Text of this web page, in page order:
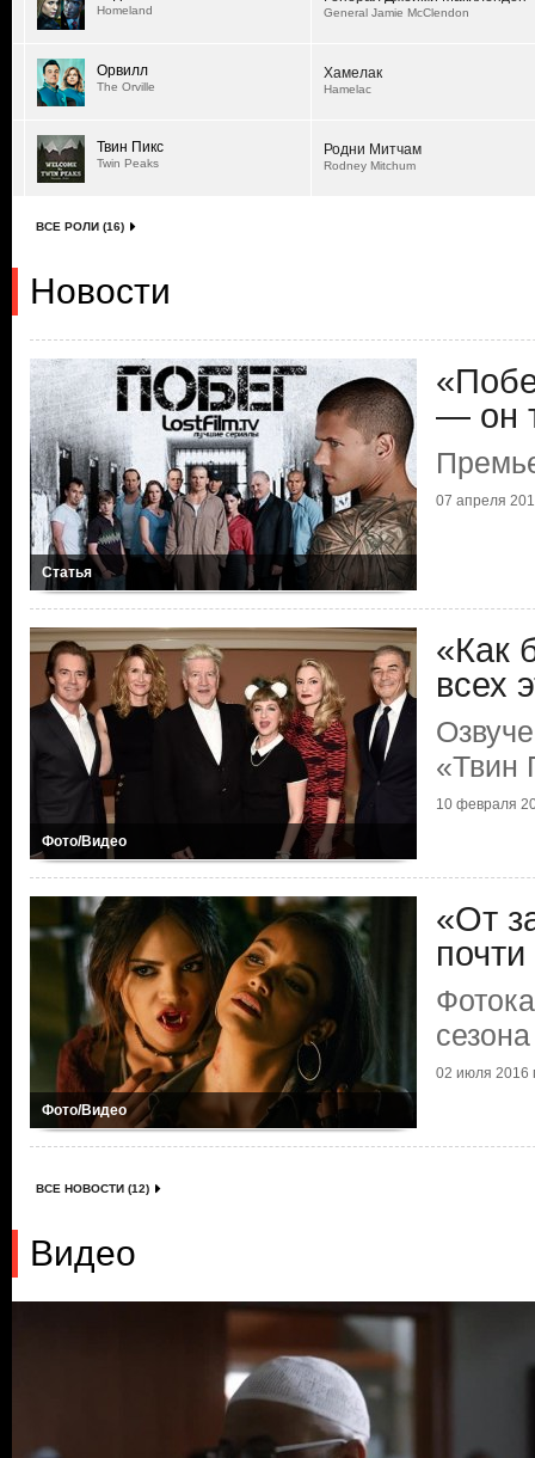
Homeland General Jamie McClendon
Орвилл
The Orville
Хамелак
Hamelac
Твин Пикс
Twin Peaks
Родни Митчам
Rodney Mitchum
ВСЕ РОЛИ (16)
Новости
Статья
— он
07 апреля
Фото/Видео
«Как
всех
«Твин
10 февраля
Фото/Видео
«От
сезона
02 июля 2016
ВСЕ НОВОСТИ (12)
Видео